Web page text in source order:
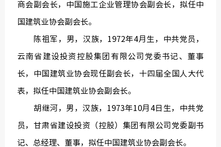
商会副会长，中国施工企业管理协会副会长，拟任中
国建筑业协会副会长。
陈祖军，男，汉族，1972年4月生，中共党员，
云南省建设投资控股集团有限公司党委书记、董事
长，中国建筑业协会现任副会长，十四届全国人大代
表，拟任中国建筑业协会副会长。
胡继河，男，汉族，1973年10月4日生，中共党
员，甘肃省建设投资（控股）集团有限公司党委副书
记、总经理、董事，拟任中国建筑业协会副会长。